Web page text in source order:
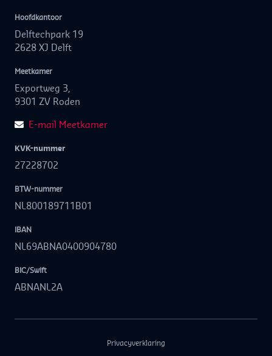
Hoofdkantoor
Delftechpark 19
2628 XJ Delft
Meetkamer
Exportweg 3,
9301 ZV Roden
E-mail Meetkamer
KVK-nummer
27228702
BTW-nummer
NL800189711B01
IBAN
NL69ABNA0400904780
BIC/Swift
ABNANL2A
Privacyverklaring